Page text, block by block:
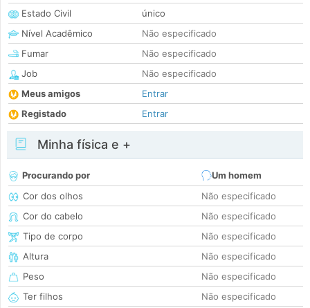
Estado Civil
único
Nível Acadêmico
Não especificado
Fumar
Não especificado
Job
Não especificado
Meus amigos
Entrar
Registado
Entrar
Minha física e +
Procurando por
Um homem
Cor dos olhos
Não especificado
Cor do cabelo
Não especificado
Tipo de corpo
Não especificado
Altura
Não especificado
Peso
Não especificado
Ter filhos
Não especificado